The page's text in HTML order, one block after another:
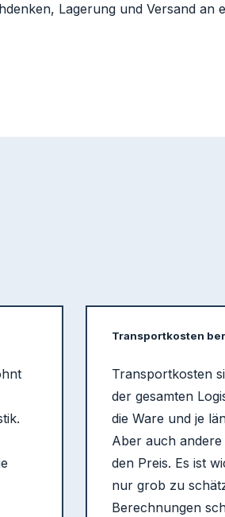
Lagerung und Versand an
Transportkosten
Transportkosten
der gesamten
die Ware und je
Aber auch
den Preis. Es ist
nur grob zu
Berechnungen